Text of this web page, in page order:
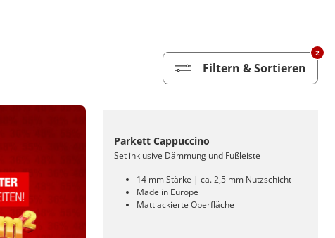
Filtern & Sortieren
2
Parkett Cappuccino
Set inklusive Dämmung und Fußleiste
14 mm Stärke | ca. 2,5 mm Nutzschicht
Made in Europe
Mattlackierte Oberfläche